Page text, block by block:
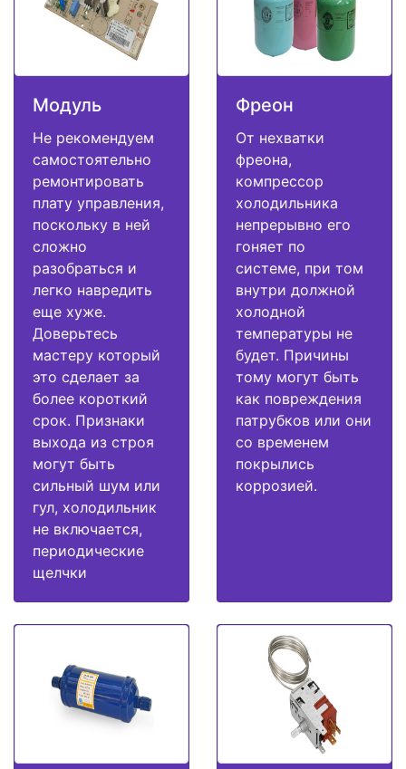
Модуль
Не рекомендуем
самостоятельно
ремонтировать
плату управления,
поскольку в ней
сложно
разобраться и
легко навредить
еще хуже.
Доверьтесь
мастеру который
это сделает за
более короткий
срок. Признаки
выхода из строя
могут быть
сильный шум или
гул, холодильник
не включается,
периодические
щелчки
Фреон
От нехватки
фреона,
компрессор
холодильника
непрерывно его
гоняет по
системе, при том
внутри должной
холодной
температуры не
будет. Причины
тому могут быть
как повреждения
патрубков или они
со временем
покрылись
коррозией.